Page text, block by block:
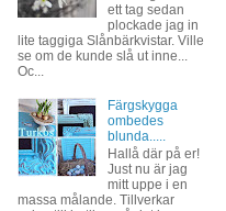
ett tag sedan
plockade jag in
lite taggiga Slånbärkvistar. Ville
se om de kunde slå ut inne...
Oc...
Färgskygga
ombedes
blunda.....
Hallå där på er!
Just nu är jag
mitt uppe i en
massa målande. Tillverkar